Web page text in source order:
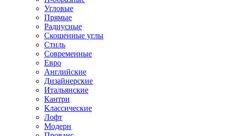
Угловые
Прямые
Радиусные
Скошенные углы
Стиль
Современные
Евро
Английские
Дизайнерские
Итальянские
Кантри
Классические
Лофт
Модерн